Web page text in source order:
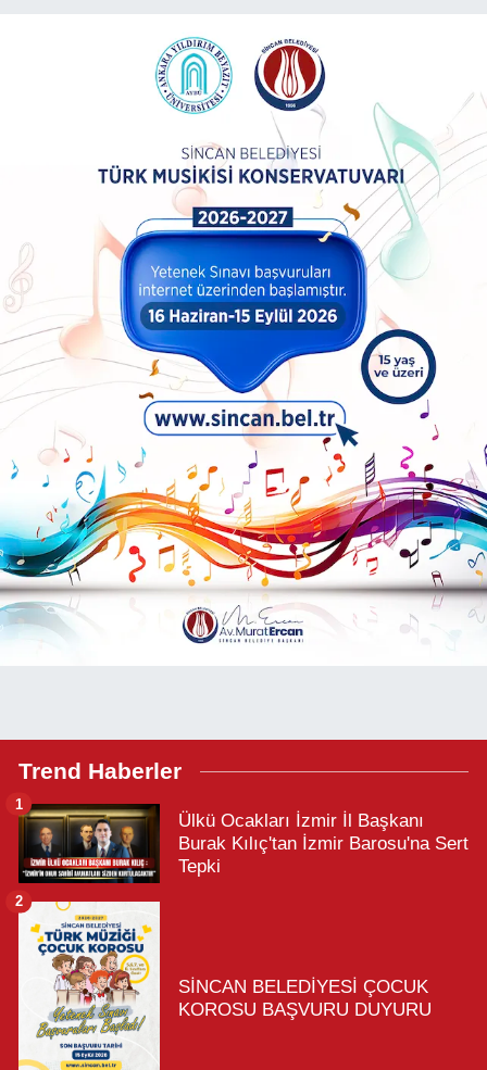
Trend Haberler
Ülkü Ocakları İzmir İl Başkanı
Burak Kılıç'tan İzmir Barosu'na Sert
Tepki
1
SİNCAN BELEDİYESİ ÇOCUK
KOROSU BAŞVURU DUYURU
2